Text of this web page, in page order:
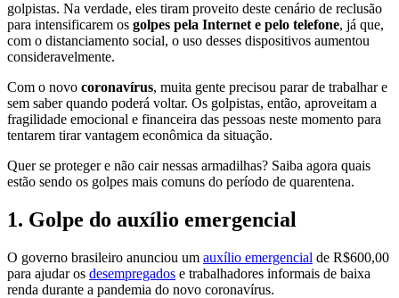
golpistas. Na verdade, eles tiram proveito deste cenário de reclusão
para intensificarem os golpes pela Internet e pelo telefone, já que,
com o distanciamento social, o uso desses dispositivos aumentou
consideravelmente.
Com o novo coronavírus, muita gente precisou parar de trabalhar e
sem saber quando poderá voltar. Os golpistas, então, aproveitam a
fragilidade emocional e financeira das pessoas neste momento para
tentarem tirar vantagem econômica da situação.
Quer se proteger e não cair nessas armadilhas? Saiba agora quais
estão sendo os golpes mais comuns do período de quarentena.
1. Golpe do auxílio emergencial
O governo brasileiro anunciou um auxílio emergencial de R$600,00
para ajudar os desempregados e trabalhadores informais de baixa
renda durante a pandemia do novo coronavírus.